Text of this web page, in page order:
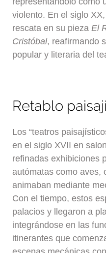
violento. En el siglo
rescata en su piezaEl
Cristóbal, reafirmando
popular y literaria del
Retablo
Los “teatros
en el siglo XVII en
refinadas exhibiciones
autómatas como aves,
animaban mediante
Con el tiempo, estos
palacios y llegaron a
integrándose en las
itinerantes que